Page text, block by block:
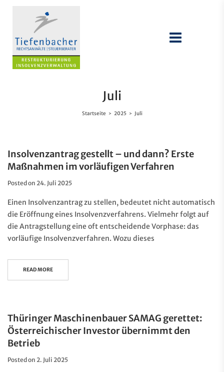
Juli
Startseite > 2025 > Juli
Insolvenzantrag gestellt – und dann? Erste
Maßnahmen im vorläufigen Verfahren
Posted on 24. Juli 2025
Einen Insolvenzantrag zu stellen, bedeutet nicht automatisch
die Eröffnung eines Insolvenzverfahrens. Vielmehr folgt auf
die Antragstellung eine oft entscheidende Vorphase: das
vorläufige Insolvenzverfahren. Wozu dieses
READ MORE
Thüringer Maschinenbauer SAMAG gerettet:
Österreichischer Investor übernimmt den
Betrieb
Posted on 2. Juli 2025